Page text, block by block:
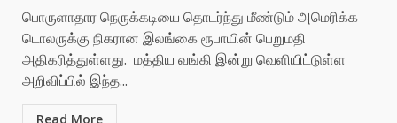
பொருளாதார நெருக்கடியை தொடர்ந்து மீண்டும் அமெரிக்க
டொலருக்கு நிகரான இலங்கை ரூபாயின் பெறுமதி
அதிகரித்துள்ளது. மத்திய வங்கி இன்று வெளியிட்டுள்ள
அறிவிப்பில் இந்த...
Read More